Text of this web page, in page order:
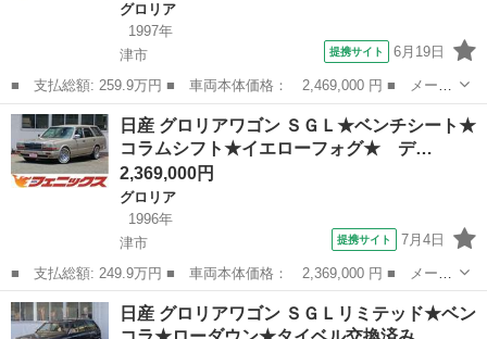
グロリア
1997年
津市
提携サイト 6月19日
■ 支払総額: 259.9万円 ■ 車両本体価格： 2,469,000 円 ■ メーカ
ー名： 日産 ■ 車種名： グロリアワゴン ■ グレード名： ＳＧ
Ｌリミテッド★ウッドデカール★ナビ★丸目４灯ライト★ ウッドハ
ンドル・...
三重 津市 グロリア
日産 グロリアワゴン ＳＧＬ★ベンチシート★
コラムシフト★イエローフォグ★ デ…
2,369,000円
グロリア
1996年
津市
提携サイト 7月4日
■ 支払総額: 249.9万円 ■ 車両本体価格： 2,369,000 円 ■ メーカ
ー名： 日産 ■ 車種名： グロリアワゴン ■ グレード名： ＳＧ
Ｌ★ベンチシート★コラムシフト★イエローフォグ★ デイトナメッ
三重 津市 グロリア
日産 グロリアワゴン ＳＧＬリミテッド★ベン